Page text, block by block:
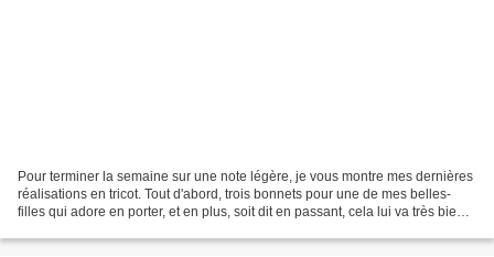
Pour terminer la semaine sur une note légère, je vous montre mes dernières
réalisations en tricot. Tout d'abord, trois bonnets pour une de mes belles-
filles qui adore en porter, et en plus, soit dit en passant, cela lui va très bien.